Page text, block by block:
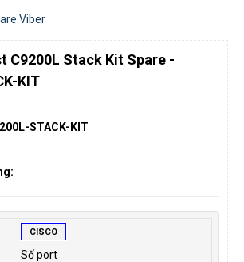
Viber
C9200L Stack Kit Spare -
KIT
STACK-KIT
CISCO
Số port